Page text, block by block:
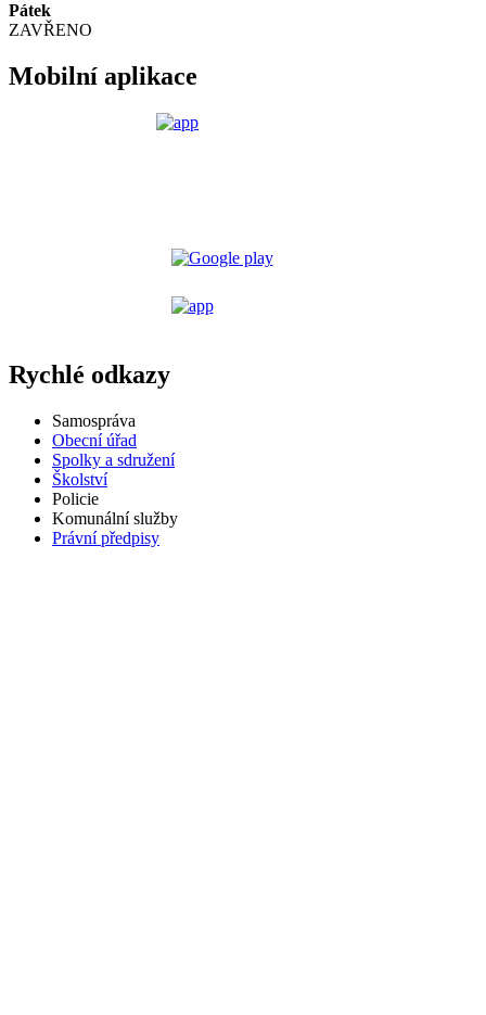
Pátek
ZAVŘENO
Mobilní aplikace
Rychlé odkazy
Samospráva
Obecní úřad
Spolky a sdružení
Školství
Policie
Komunální služby
Právní předpisy